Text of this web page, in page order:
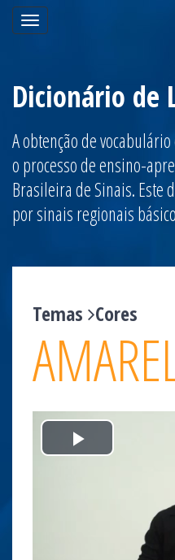
Toggle
navigation
Dicionário de
A obtenção de
o processo de ensino-
Brasileira de Sinais. Este
por sinais regionais
Temas Cores
Play